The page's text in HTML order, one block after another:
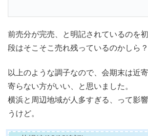
前売分が完売、と明記されているのを
段はそこそこ売れ残っているのかしら？
以上のような調子なので、会期末は近
寄らない方がいい、と思いました。
横浜と周辺地域が人多すぎる、って影
うけど。